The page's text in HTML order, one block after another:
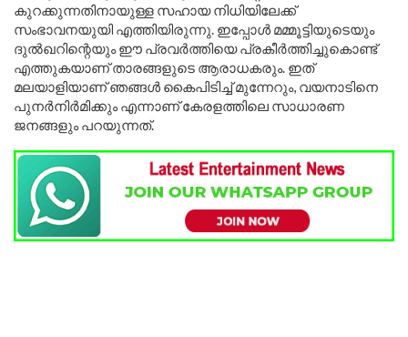
കുറക്കുന്നതിനായുള്ള സഹായ നിധിയിലേക്ക്
സംഭാവനയുയി എത്തിയിരുന്നു. ഇപ്പോൾ മമ്മൂട്ടിയുടെയും
ദുൽഖറിന്റെയും ഈ പ്രവർത്തിയെ പ്രകീർത്തിച്ചുകൊണ്ട്
എത്തുകയാണ് താരങ്ങളുടെ ആരാധകരും. ഇത്
മലയാളിയാണ് ഞങ്ങൾ കൈപിടിച്ച് മുന്നേറും, വയനാടിനെ
പുനർനിർമിക്കും എന്നാണ് കേരളത്തിലെ സാധാരണ
ജനങ്ങളും പറയുന്നത്.